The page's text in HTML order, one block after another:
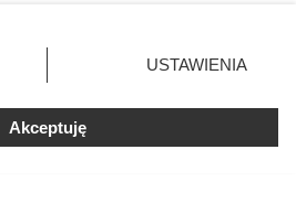
się w lewym dolnym rogu strony
danych nie wymagają
masz prawo sprzeciwić się
będą miały
witrynie.
USTAWIENIA
Akceptuję